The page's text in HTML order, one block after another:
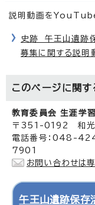
説明動画をYouTube
史跡 午王山遺跡保
募集に関する説明
このページに関す
教育委員会 生涯学
〒351-0192 和光
電話番号：048-
7901
お問い合わせは
午王山遺跡保存